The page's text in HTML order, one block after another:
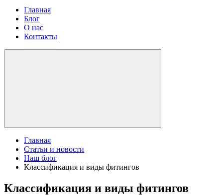
Главная
Блог
О нас
Контакты
Главная
Статьи и новости
Наш блог
Классификация и виды фитингов
Классификация и виды фитингов